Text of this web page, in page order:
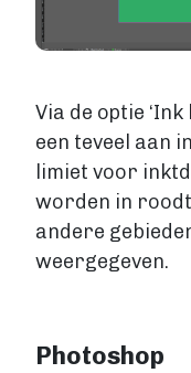
Via de optie
een teveel aan
limiet voor
worden in
andere
weergegeven.
Photoshop